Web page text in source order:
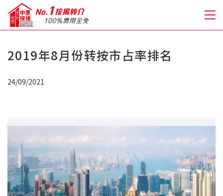
关于我们
免费房贷转介服务
免费开户转介服务
私人贷款
2019年8月份转按市占率排名
24/09/2021